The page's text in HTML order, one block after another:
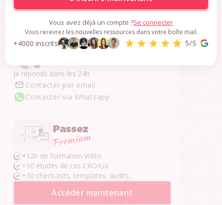
Vous avez déjà un compte ?Se connecter
Vous recevrez les nouvelles ressources dans votre boîte mail.
+4000 inscrits
S'inscrire gratuitement
Je réponds dans les 24h.
Contacter par email
Contacter via Whatsapp
Passez
+12h de formation vidéo
+50 études de cas CRO/UX
+30 check-lists, templates, audits...
Accéder maintenant